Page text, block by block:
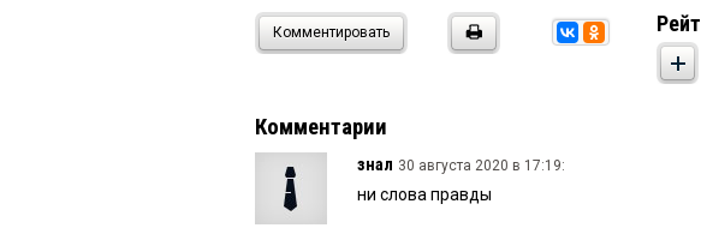
Комментировать
Комментарии
знал 30 августа 2020 в 17:19:
ни слова правды